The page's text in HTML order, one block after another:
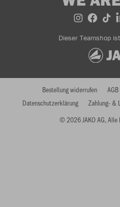
Dieser Teamshop
© 2026 JAKO AG, Alle
Bestellung widerrufen AGB
Datenschutzerklärung
Zahlung- &